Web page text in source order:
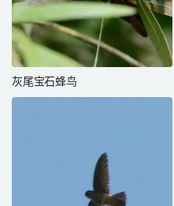
灰尾宝石蜂鸟